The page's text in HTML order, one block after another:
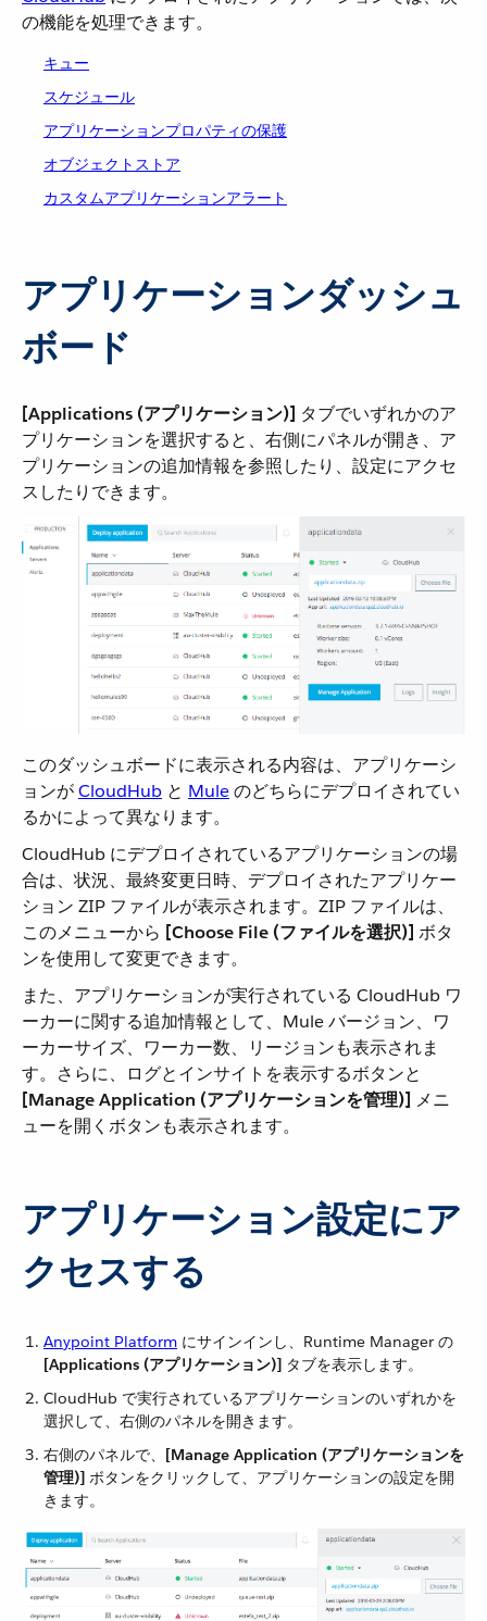
の機能を処理できます。
キュー
スケジュール
アプリケーションプロパティの保護
オブジェクトストア
カスタムアプリケーションアラート
アプリケーションダッシュ
ボード
[Applications (アプリケーション)] ​ タブでいずれかのア
プリケーションを選択すると、右側にパネルが開き、ア
プリケーションの追加情報を参照したり、設定にアクセ
スしたりできます。
このダッシュボードに表示される内容は、アプリケーシ
ョンが ​CloudHub ​ と ​ Mule​ のどちらにデプロイされてい
るかによって異なります。
CloudHub にデプロイされているアプリケーションの場
合は、状況、最終変更日時、デプロイされたアプリケー
ション ZIP ファイルが表示されます。ZIP ファイルは、
このメニューから ​ [Choose File (ファイルを選択)] ​ ボタ
ンを使用して変更できます。
また、アプリケーションが実行されている CloudHub ワ
ーカーに関する追加情報として、Mule バージョン、ワ
ーカーサイズ、ワーカー数、リージョンも表示されま
す。さらに、ログとインサイトを表示するボタンと ​
[Manage Application (アプリケーションを管理)] ​ メニ
ューを開くボタンも表示されます。
アプリケーション設定にア
クセスする
Anypoint Platform ​ にサインインし、Runtime Manager の ​
[Applications (アプリケーション)] ​ タブを表示します。
CloudHub で実行されているアプリケーションのいずれかを
選択して、右側のパネルを開きます。
右側のパネルで、​ [Manage Application (アプリケーションを
管理)] ​ ボタンをクリックして、アプリケーションの設定を開
きます。